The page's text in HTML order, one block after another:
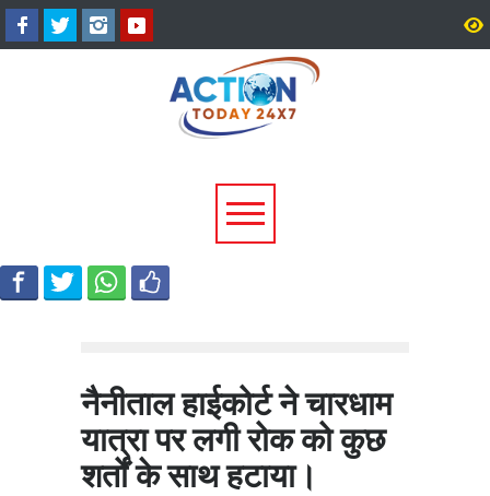
उत्तराखंड में बारिश का कहर:
यमुनोत्री और बदरीनाथ हाईवे पर
भूस्खलन, कई मार्ग बंद; श्रद्धालु और
नैनीताल हाईकोर्ट ने चारधाम
यात्रा पर लगी रोक को कुछ
शर्तों के साथ हटाया।